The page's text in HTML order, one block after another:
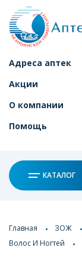
Адреса аптек
Акции
О компании
Помощь
КАТАЛОГ
Главная ЗОЖ
Волос И Ногтей